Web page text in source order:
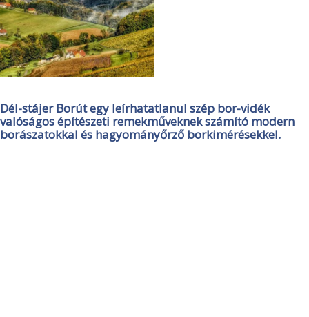
Dél-stájer Borút egy leírhatatlanul szép bor-vidék
valóságos építészeti remekműveknek számító modern
borászatokkal és hagyományőrző borkimérésekkel.